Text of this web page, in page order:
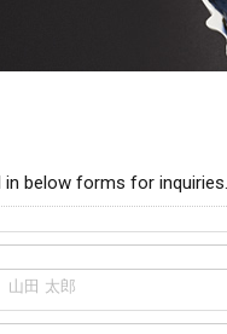
in below forms for inquiries.
山田 太郎